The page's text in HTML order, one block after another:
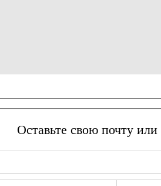
Оставьте свою почту